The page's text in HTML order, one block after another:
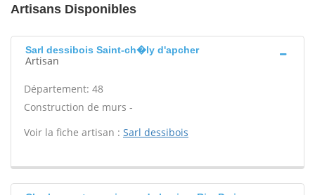
Artisans Disponibles
Sarl dessibois Saint-ch�ly d'apcher
Artisan
Département: 48
Construction de murs -
Voir la fiche artisan : Sarl dessibois